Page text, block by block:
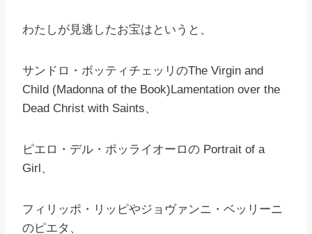
わたしが見逃したお宝はというと、
サンドロ・ボッティチェッリのThe Virgin and
Child (Madonna of the Book)Lamentation over the
Dead Christ with Saints、
ピエロ・デル・ポッライオーロの Portrait of a
Girl、
フィリッポ・リッピやジョヴァンニ・ベッリーニ
のピエタ、